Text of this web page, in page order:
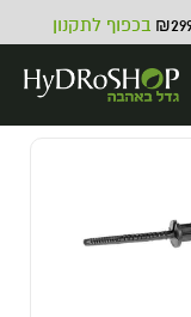
בכפוף לתקנון